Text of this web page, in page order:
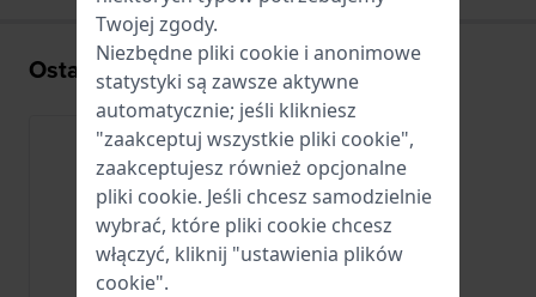
Ostatnio oglądane
Twojej zgody.
Niezbędne pliki cookie i anonimowe
statystyki są zawsze aktywne
automatycznie; jeśli klikniesz
"zaakceptuj wszystkie pliki cookie",
zaakceptujesz również opcjonalne
pliki cookie. Jeśli chcesz samodzielnie
wybrać, które pliki cookie chcesz
włączyć, kliknij "ustawienia plików
cookie".